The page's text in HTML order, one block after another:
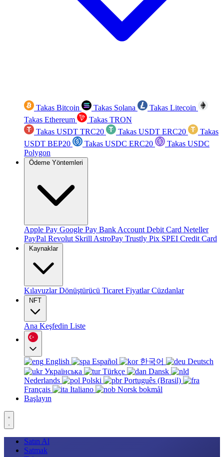
Takas Bitcoin Takas Solana
Takas Litecoin
Takas Ethereum
Takas TRON
Takas USDT TRC20
Takas USDT ERC20
Takas
USDT BEP20
Takas USDC ERC20
Takas USDC
Polygon
Ödeme Yöntemleri
Apple Pay Google Pay Bank Account Debit Card Neteller
PayPal Revolut Skrill AstroPay Trustly Pix SPEI Credit Card
Kaynaklar
KılavuzlarDönüştürücü Ticaret FiyatlarCüzdanlar
NFT
Ana Keşfedin Liste
English Español 한국어
Deutsch
Українська
Türkçe
Dansk
Nederlands
Polski
Português (Brasil)
Français
Italiano
Norsk bokmål
Başlayın
Satın Al
Satmak